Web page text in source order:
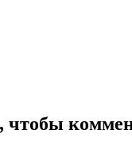
чтобы